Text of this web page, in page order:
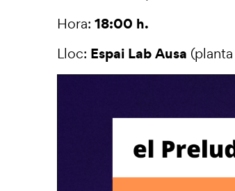
Hora: 18:00 h.
Lloc: Espai Lab Ausa (planta